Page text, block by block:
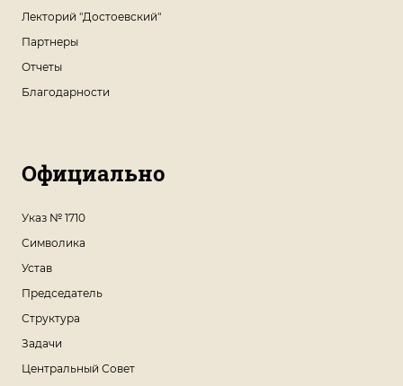
Лекторий "Достоевский"
Партнеры
Отчеты
Благодарности
Официально
Указ № 1710
Символика
Устав
Председатель
Структура
Задачи
Центральный Совет